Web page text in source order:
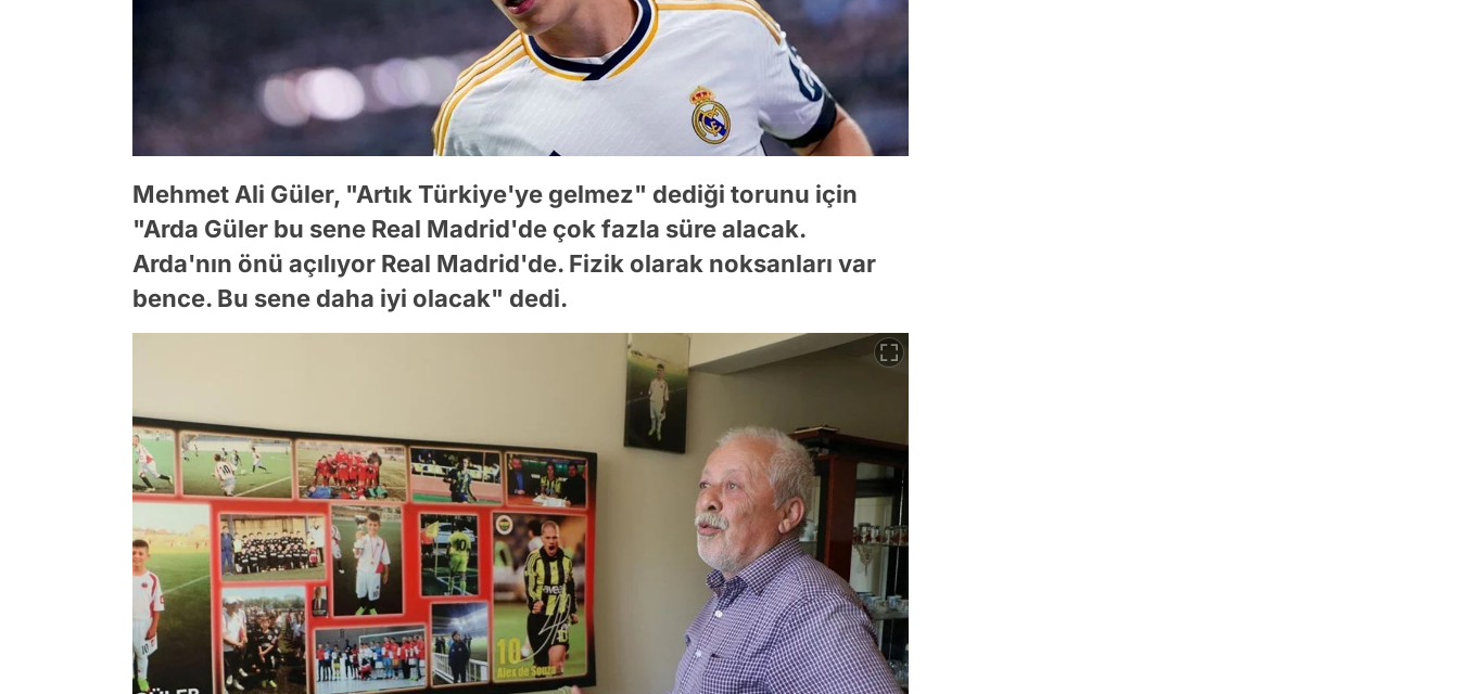
Mehmet Ali Güler, "Artık Türkiye'ye gelmez" dediği torunu için
"Arda Güler bu sene Real Madrid'de çok fazla süre alacak.
Arda'nın önü açılıyor Real Madrid'de. Fizik olarak noksanları var
bence. Bu sene daha iyi olacak" dedi.